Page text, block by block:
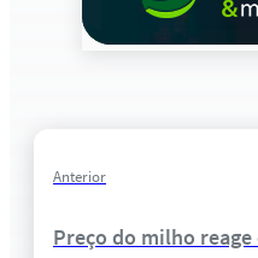
Anterior
Preço do milho reage